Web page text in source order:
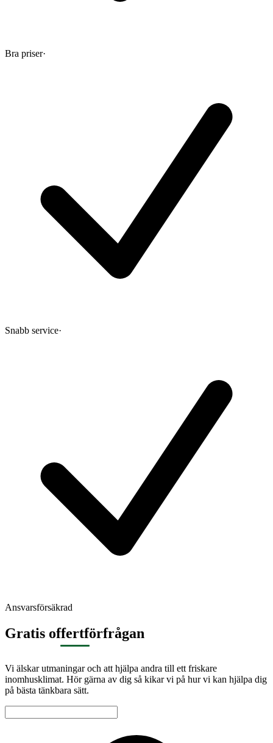
Bra priser·
Snabb service·
Ansvarsförsäkrad
Gratis offertförfrågan
Vi älskar utmaningar och att hjälpa andra till ett friskare
inomhusklimat. Hör gärna av dig så kikar vi på hur vi kan hjälpa dig
på bästa tänkbara sätt.